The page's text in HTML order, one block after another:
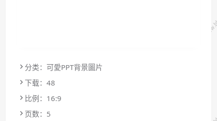
分类：可愛PPT背景圖片
下载：48
比例：16:9
页数：5